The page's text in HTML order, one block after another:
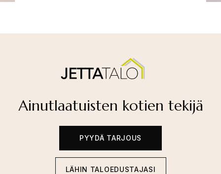
Ainutlaatuisten kotien tekijä
PYYDÄ TARJOUS
LÄHIN TALOEDUSTAJASI